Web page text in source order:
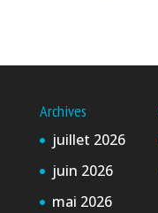
Archives
juillet 2026
juin 2026
mai 2026